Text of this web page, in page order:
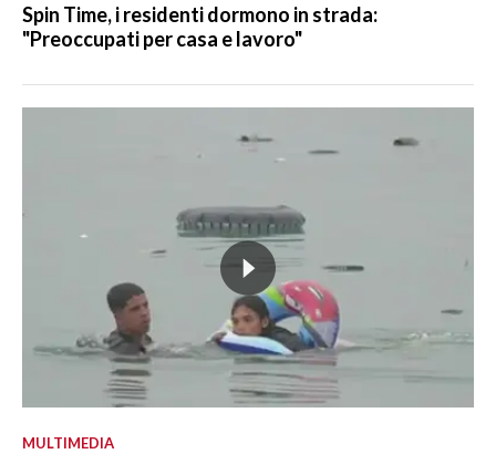
Spin Time, i residenti dormono in strada:
"Preoccupati per casa e lavoro"
MULTIMEDIA